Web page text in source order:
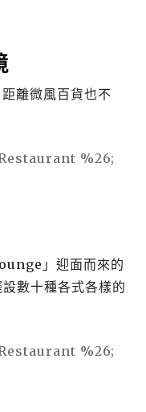
離微風百貨也不
」迎面而來的
數十種各式各樣的